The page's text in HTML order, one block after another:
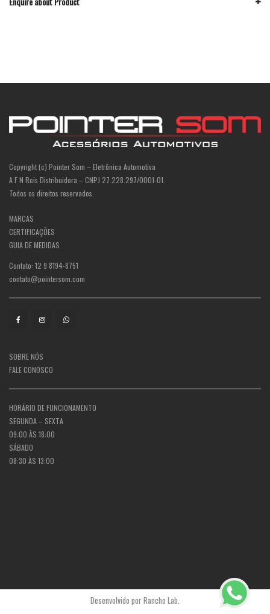
Copyright (c) Pointer Som – Eletrônica Automotiva
A F N Reis Distribuidora – CNPJ 27.228.297/0001-01.
Todos os direitos reservados.
MARCAS
CERTIFICAÇÕES
GUIA DE MEDIDAS
Contato: 12 9 8194-8751
contato@pointersom.com
SOBRE NÓS
FALE CONOSCO
HORÁRIO DE FUNCIONAMENTO
SEGUNDA – SEXTA
09:00 ÀS 18:00
SÁBADO
08:30 ÀS 13:00
Desenvolvido porRancho Lab